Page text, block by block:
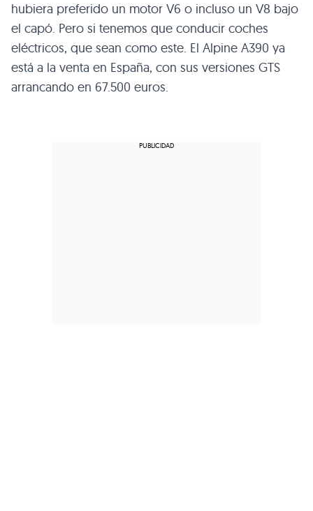
hubiera preferido un motor V6 o incluso un V8 bajo
el capó. Pero si tenemos que conducir coches
eléctricos, que sean como este. El Alpine A390 ya
está a la venta en España, con sus versiones GTS
arrancando en 67.500 euros.